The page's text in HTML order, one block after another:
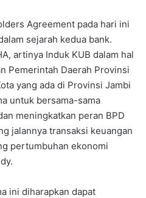
Agreement pada hari ini
sejarah kedua bank.
artinya Induk KUB dalam hal
Pemerintah Daerah Provinsi
yang ada di Provinsi Jambi
untuk bersama-sama
meningkatkan peran BPD
jalannya transaksi keuangan
pertumbuhan ekonomi
ini diharapkan dapat